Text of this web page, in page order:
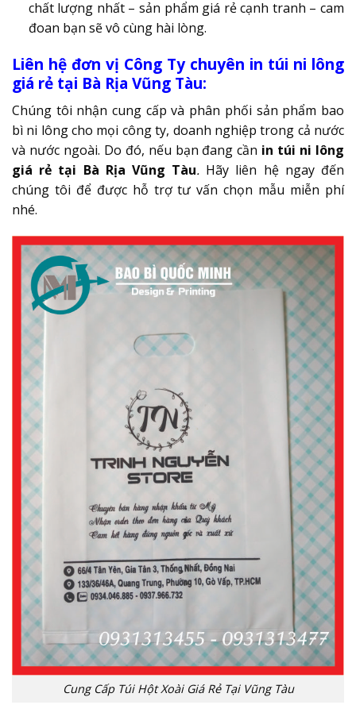
chất lượng nhất – sản phẩm giá rẻ cạnh tranh – cam
đoan bạn sẽ vô cùng hài lòng.
Liên hệ đơn vị Công Ty chuyên in túi ni lông
giá rẻ tại Bà Rịa Vũng Tàu:
Chúng tôi nhận cung cấp và phân phối sản phẩm bao
bì ni lông cho mọi công ty, doanh nghiệp trong cả nước
và nước ngoài. Do đó, nếu bạn đang cần in túi ni lông
giá rẻ tại Bà Rịa Vũng Tàu. Hãy liên hệ ngay đến
chúng tôi để được hỗ trợ tư vấn chọn mẫu miễn phí
nhé.
Cung Cấp Túi Hột Xoài Giá Rẻ Tại Vũng Tàu